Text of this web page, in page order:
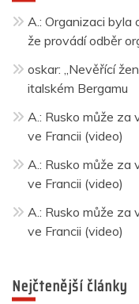
A. : Organizaci byla
že provádí odběr
oskar: „Nevěřící
italském Bergamu
A. : Rusko může za
ve Francii (video)
A. : Rusko může za
ve Francii (video)
A. : Rusko může za
ve Francii (video)
Nejčtenější články